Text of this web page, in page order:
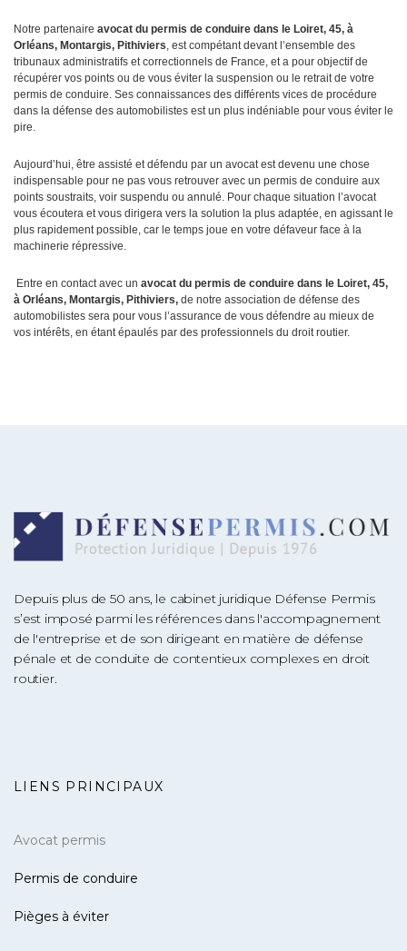
Notre partenaire avocat du permis de conduire dans le Loiret, 45, à
Orléans, Montargis, Pithiviers, est compétant devant l’ensemble des
tribunaux administratifs et correctionnels de France, et a pour objectif de
récupérer vos points ou de vous éviter la suspension ou le retrait de votre
permis de conduire. Ses connaissances des différents vices de procédure
dans la défense des automobilistes est un plus indéniable pour vous éviter le
pire.
Aujourd’hui, être assisté et défendu par un avocat est devenu une chose
indispensable pour ne pas vous retrouver avec un permis de conduire aux
points soustraits, voir suspendu ou annulé. Pour chaque situation l’avocat
vous écoutera et vous dirigera vers la solution la plus adaptée, en agissant le
plus rapidement possible, car le temps joue en votre défaveur face à la
machinerie répressive.
Entre en contact avec un avocat du permis de conduire dans le Loiret, 45,
à Orléans, Montargis, Pithiviers, de notre association de défense des
automobilistes sera pour vous l’assurance de vous défendre au mieux de
vos intérêts, en étant épaulés par des professionnels du droit routier.
Depuis plus de 50 ans, le cabinet juridique Défense Permis
s’est imposé parmi les références dans l'accompagnement
de l'entreprise et de son dirigeant en matière de défense
pénale et de conduite de contentieux complexes en droit
routier.
LIENS PRINCIPAUX
Avocat permis
Permis de conduire
Pièges à éviter